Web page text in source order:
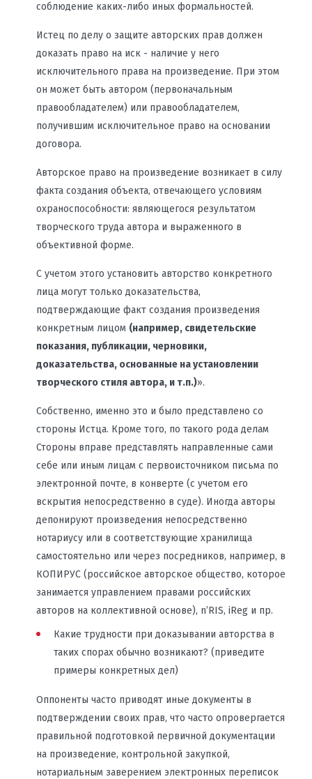
соблюдение каких-либо иных формальностей.
Истец по делу о защите авторских прав должен
доказать право на иск - наличие у него
исключительного права на произведение. При этом
он может быть автором (первоначальным
правообладателем) или правообладателем,
получившим исключительное право на основании
договора.
Авторское право на произведение возникает в силу
факта создания объекта, отвечающего условиям
охраноспособности: являющегося результатом
творческого труда автора и выраженного в
объективной форме.
С учетом этого установить авторство конкретного
лица могут только доказательства,
подтверждающие факт создания произведения
конкретным лицом (например, свидетельские
показания, публикации, черновики,
доказательства, основанные на установлении
творческого стиля автора, и т.п.)».
Собственно, именно это и было представлено со
стороны Истца. Кроме того, по такого рода делам
Стороны вправе представлять направленные сами
себе или иным лицам с первоисточником письма по
электронной почте, в конверте (с учетом его
вскрытия непосредственно в суде). Иногда авторы
депонируют произведения непосредственно
нотариусу или в соответствующие хранилища
самостоятельно или через посредников, например, в
КОПИРУС (российское авторское общество, которое
занимается управлением правами российских
авторов на коллективной основе), n’RIS, iReg и пр.
Какие трудности при доказывании авторства в
таких спорах обычно возникают? (приведите
примеры конкретных дел)
Оппоненты часто приводят иные документы в
подтверждении своих прав, что часто опровергается
правильной подготовкой первичной документации
на произведение, контрольной закупкой,
нотариальным заверением электронных переписок